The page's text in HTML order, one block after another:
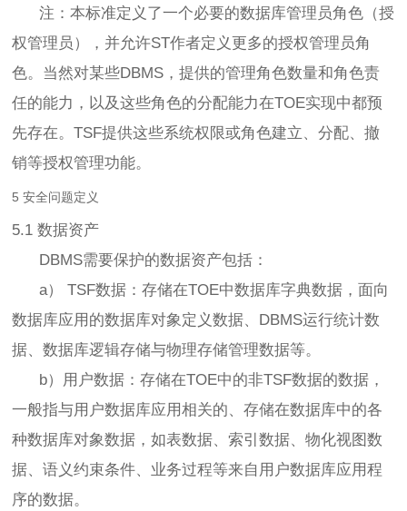
注：本标准定义了一个必要的数据库管理员角色（授
权管理员），并允许ST作者定义更多的授权管理员角
色。当然对某些DBMS，提供的管理角色数量和角色责
任的能力，以及这些角色的分配能力在TOE实现中都预
先存在。TSF提供这些系统权限或角色建立、分配、撤
销等授权管理功能。
5 安全问题定义
5.1 数据资产
DBMS需要保护的数据资产包括：
a） TSF数据：存储在TOE中数据库字典数据，面向
数据库应用的数据库对象定义数据、DBMS运行统计数
据、数据库逻辑存储与物理存储管理数据等。
b）用户数据：存储在TOE中的非TSF数据的数据，
一般指与用户数据库应用相关的、存储在数据库中的各
种数据库对象数据，如表数据、索引数据、物化视图数
据、语义约束条件、业务过程等来自用户数据库应用程
序的数据。